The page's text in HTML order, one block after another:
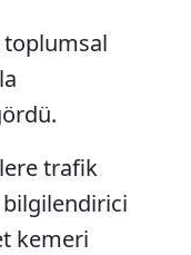
toplumsal
trafik
bilgilendirici
kemeri